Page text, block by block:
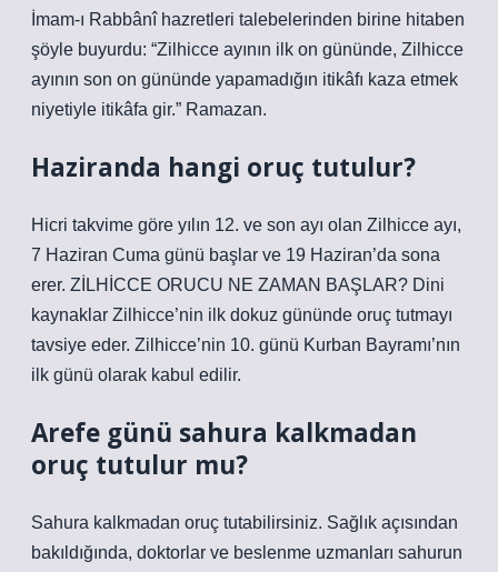
İmam-ı Rabbânî hazretleri talebelerinden birine hitaben
şöyle buyurdu: “Zilhicce ayının ilk on gününde, Zilhicce
ayının son on gününde yapamadığın itikâfı kaza etmek
niyetiyle itikâfa gir.” Ramazan.
Haziranda hangi oruç tutulur?
Hicri takvime göre yılın 12. ve son ayı olan Zilhicce ayı,
7 Haziran Cuma günü başlar ve 19 Haziran’da sona
erer. ZİLHİCCE ORUCU NE ZAMAN BAŞLAR? Dini
kaynaklar Zilhicce’nin ilk dokuz gününde oruç tutmayı
tavsiye eder. Zilhicce’nin 10. günü Kurban Bayramı’nın
ilk günü olarak kabul edilir.
Arefe günü sahura kalkmadan
oruç tutulur mu?
Sahura kalkmadan oruç tutabilirsiniz. Sağlık açısından
bakıldığında, doktorlar ve beslenme uzmanları sahurun ​​